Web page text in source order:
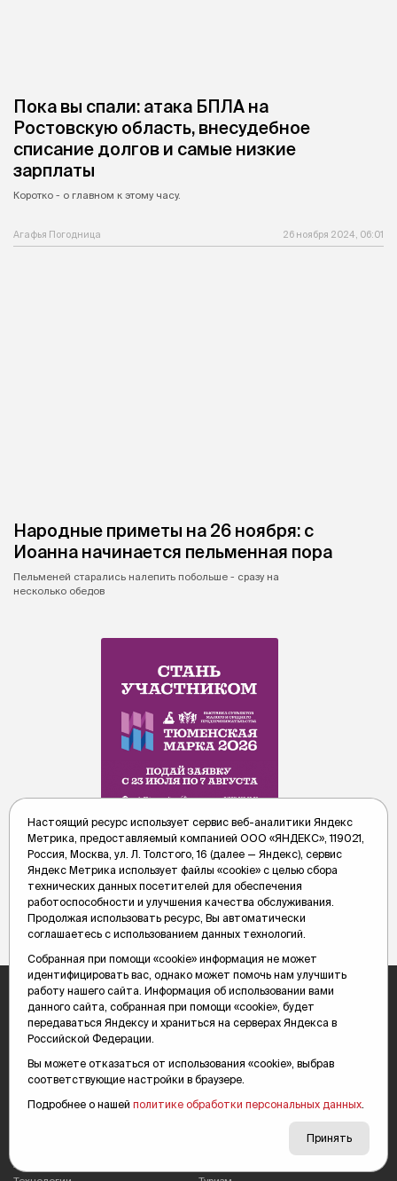
Пока вы спали: атака БПЛА на
Ростовскую область, внесудебное
списание долгов и самые низкие
зарплаты
Коротко - о главном к этому часу.
Агафья Погодница 26 ноября 2024, 06:01
Народные приметы на 26 ноября: с
Иоанна начинается пельменная пора
Пельменей старались налепить побольше - сразу на
несколько обедов
Беседы
Транспорт
Недвижимость
Обзор
Политика
Культура
Настоящий ресурс использует сервис веб-аналитики Яндекс
Метрика, предоставляемый компанией ООО «ЯНДЕКС», 119021,
Россия, Москва, ул. Л. Толстого, 16 (далее — Яндекс), сервис
Яндекс Метрика использует файлы «cookie» с целью сбора
технических данных посетителей для обеспечения
работоспособности и улучшения качества обслуживания.
Продолжая использовать ресурс, Вы автоматически
соглашаетесь с использованием данных технологий.
Собранная при помощи «cookie» информация не может
идентифицировать вас, однако может помочь нам улучшить
работу нашего сайта. Информация об использовании вами
данного сайта, собранная при помощи «cookie», будет
передаваться Яндексу и храниться на серверах Яндекса в
Российской Федерации.
Вы можете отказаться от использования «cookie», выбрав
соответствующие настройки в браузере.
Подробнее о нашей политике обработки персональных данных
Принять